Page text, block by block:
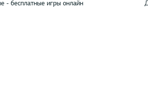
- бесплатные игры онлайн